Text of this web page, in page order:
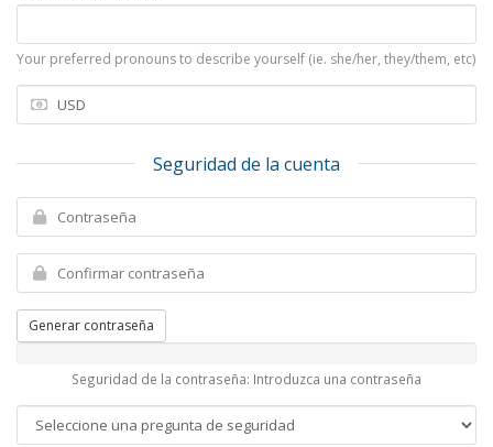
Your preferred pronouns to describe yourself (ie. she/her, they/them, etc)
Seguridad de la cuenta
Generar contraseña
Seguridad de la contraseña: Introduzca una contraseña